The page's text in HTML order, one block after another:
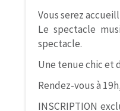
Vous serez
Le spectacle
spectacle.
Une tenue chic et
Rendez-vous à
INSCRIPTION